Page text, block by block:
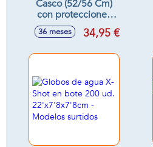
Casco (52/56 Cm)
con protecciones
en mochila Paw
Patrol
36 meses 34,95 €